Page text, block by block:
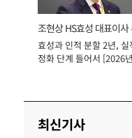
조현상 HS효성 대표이사
장
효성과 인적 분할 2년, 실
정화 단계 들어서 [2026
최신기사